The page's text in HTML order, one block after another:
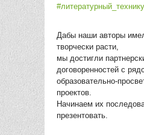
Дабы наши авторы
творчески расти,
мы достигли
договоренностей с
образовательно-
проектов.
Начинаем их
презентовать.